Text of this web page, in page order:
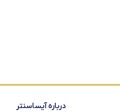
درباره آیساسنتر